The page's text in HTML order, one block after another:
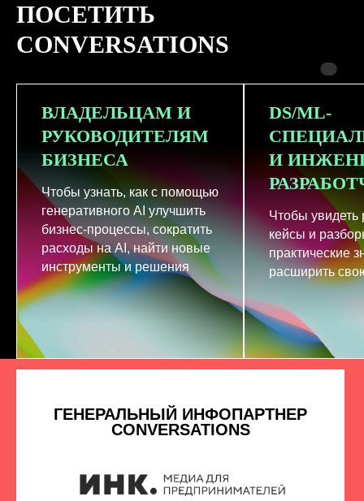
ПОСЕТИТЬ
CONVERSATIONS
ВЛАДЕЛЬЦАМ И
РУКОВОДИТЕЛЯМ
БИЗНЕСА
Чтобы узнать, как с помощью
генеративного AI улучшить
бизнес-процессы, сократить
расходы на AI, найти новые
инструменты и решения
DS/ML-
И
Чтобы увидеть
кейсы и
практические
расширить